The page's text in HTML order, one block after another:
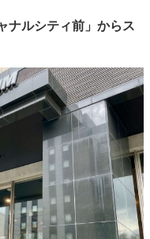
ナルシティ前 」からス